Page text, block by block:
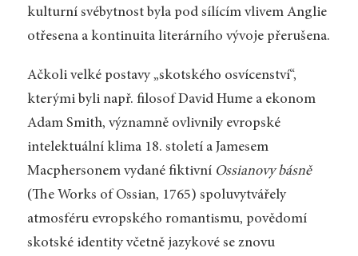
kulturní svébytnost byla pod sílícím vlivem Anglie
otřesena a kontinuita literárního vývoje přerušena.
Ačkoli velké postavy „skotského osvícenství“,
kterými byli např. filosof David Hume a ekonom
Adam Smith, významně ovlivnily evropské
intelektuální klima 18. století a Jamesem
Macphersonem vydané fiktivní Ossianovy básně
(The Works of Ossian, 1765) spoluvytvářely
atmosféru evropského romantismu, povědomí
skotské identity včetně jazykové se znovu